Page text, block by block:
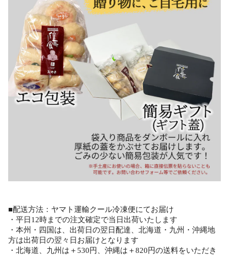
■配送方法：ヤマト運輸クール冷凍便にてお届け
・平日12時までの注文確定で当日出荷いたします
・本州・四国は、出荷日の翌日配達、北海道・九州・沖縄地
方は出荷日の翌々日お届けとなります
・北海道、九州は＋530円、沖縄は＋820円の送料をいただき